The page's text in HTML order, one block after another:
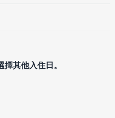
其他入住日。